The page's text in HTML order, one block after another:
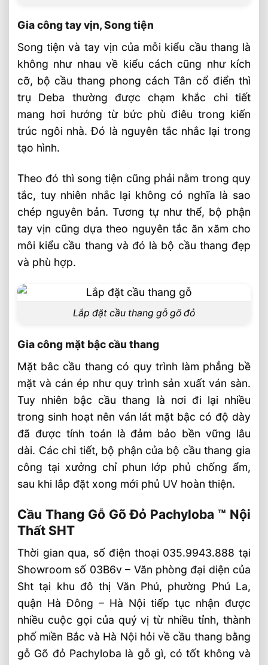
Gia công tay vịn, Song tiện
Song tiện và tay vịn của mỗi kiểu cầu thang là
không như nhau về kiểu cách cũng như kích
cỡ, bộ cầu thang phong cách Tân cổ điển thì
trụ Deba thường được chạm khắc chi tiết
mang hơi hướng từ bức phù điêu trong kiến
trúc ngôi nhà. Đó là nguyên tắc nhắc lại trong
tạo hình.
Theo đó thì song tiện cũng phải nằm trong quy
tắc, tuy nhiên nhắc lại không có nghĩa là sao
chép nguyên bản. Tương tự như thể, bộ phận
tay vịn cũng dựa theo nguyên tắc ăn xăm cho
môi kiểu cầu thang và đó là bộ cầu thang đẹp
và phù hợp.
Lắp đặt cầu thang gỗ gõ đỏ
Gia công mặt bậc cầu thang
Mặt bâc cầu thang có quy trình làm phẳng bề
mặt và cán ép như quy trình sản xuất ván sàn.
Tuy nhiên bậc cầu thang là nơi đi lại nhiều
trong sinh hoạt nên ván lát mặt bậc có độ dày
đã được tính toán là đảm bảo bền vững lâu
dài. Các chi tiết, bộ phận của bộ cầu thang gia
công tại xưởng chỉ phun lớp phủ chống ẩm,
sau khi lắp đặt xong mới phủ UV hoàn thiện.
Cầu Thang Gỗ Gõ Đỏ Pachyloba ™ Nội
Thất SHT
Thời gian qua, số điện thoại 035.9943.888 tại
Showroom số 03B6v – Văn phòng đại diện của
Sht tại khu đô thị Văn Phú, phường Phú La,
quận Hà Đông – Hà Nội tiếp tục nhận được
nhiều cuộc gọi của quý vị từ nhiều tỉnh, thành
phố miền Bắc và Hà Nội hỏi về cầu thang bằng
gỗ Gõ đỏ Pachyloba là gỗ gì, có tốt không và